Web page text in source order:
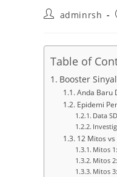
Postadminrsh
Table of
Booster
Anda Baru
Epidemi
Data
12 Mitos
Mitos
Mitos
Mitos